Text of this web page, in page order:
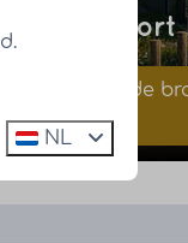
Waterresort
Download de
NL